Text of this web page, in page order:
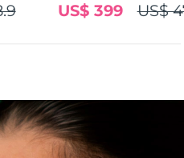
US$
US$ 399
bagdevices
therapy
anti-aging
scalp massager
Red Light Therapy
预计送达日期8/11/26
预计送达日期